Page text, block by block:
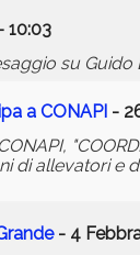
10:03
su
a CONAPI -
di allevatori e
- 4